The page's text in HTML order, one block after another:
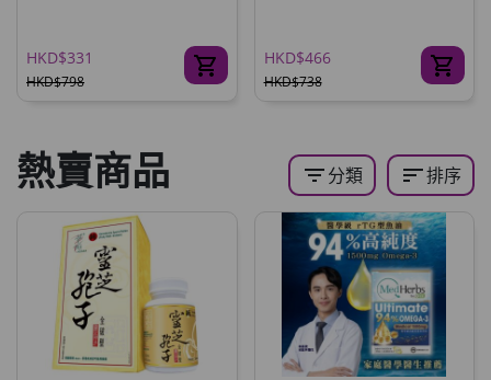
HKD$331
HKD$798
HKD$466
HKD$738
熱賣商品 filter_list分類 sort排序